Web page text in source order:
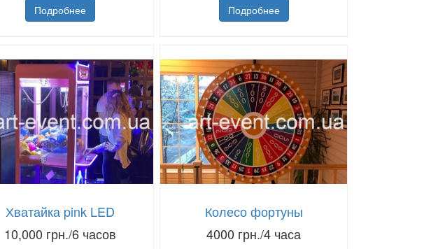
Подробнее Подробнее
Хватайка pink LED
10,000 грн./6 часов
Колесо фортуны
4000 грн./4 часа